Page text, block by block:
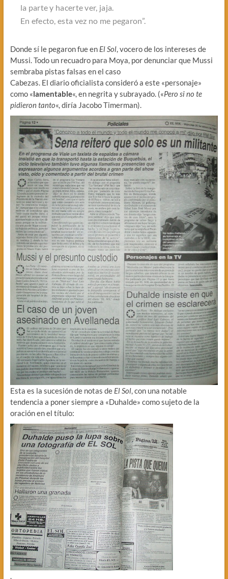
la parte y hacerte ver, jaja.
En efecto, esta vez no me pegaron”.
Donde sí le pegaron fue en El Sol, vocero de los intereses de
Mussi. Todo un recuadro para Moya, por denunciar que Mussi
sembraba pistas falsas en el caso
Cabezas. El diario oficialista consideró a este «personaje»
como «lamentable«, en negrita y subrayado. («Pero si no te
pidieron tanto«, diría Jacobo Timerman).
Esta es la sucesión de notas de El Sol, con una notable
tendencia a poner siempre a «Duhalde» como sujeto de la
oración en el título:
.